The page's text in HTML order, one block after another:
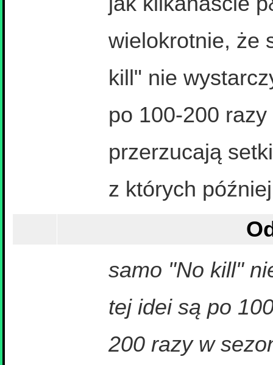
wielokrotnie, że
kill" nie
po 100-200
przerzucają
z których
samo "No kill"
tej idei są po
200 razy w